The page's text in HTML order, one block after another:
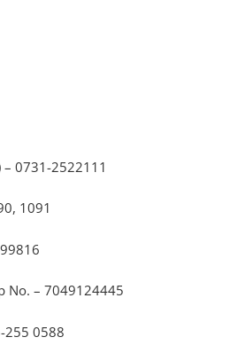
– 0731-2522111
1091
No. – 7049124445
255 0588